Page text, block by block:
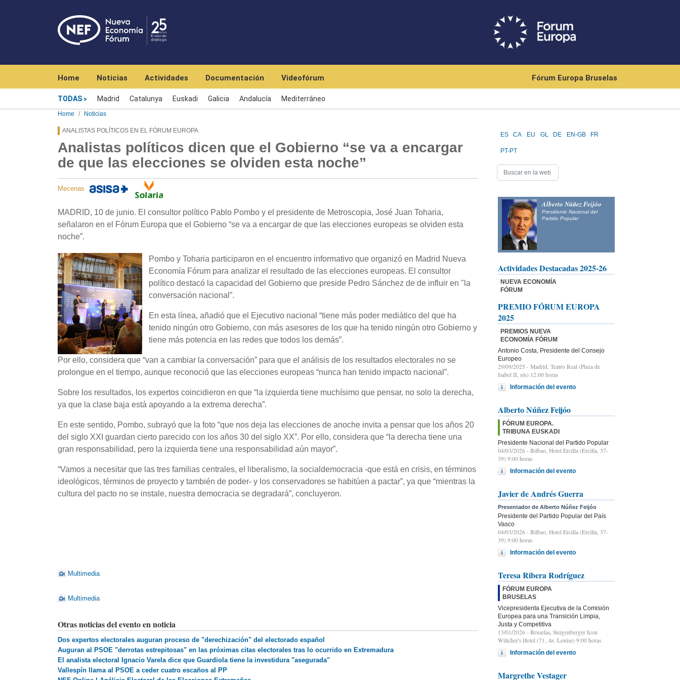
Home Noticias Actividades Documentación Videofórum Fórum Europa Bruselas
TODAS Madrid Catalunya Euskadi Galicia Andalucía Mediterráneo
Home Noticias
ANALISTAS POLÍTICOS EN EL FÓRUM EUROPA
Analistas políticos dicen que el Gobierno “se va a encargar
de que las elecciones se olviden esta noche”
Mecenas
MADRID, 10 de junio. El consultor político Pablo Pombo y el presidente de Metroscopia, José Juan Toharia,
señalaron en el Fórum Europa que el Gobierno “se va a encargar de que las elecciones europeas se olviden esta
noche”.
Pombo y Toharia participaron en el encuentro informativo que organizó en Madrid Nueva
Economía Fórum para analizar el resultado de las elecciones europeas. El consultor
político destacó la capacidad del Gobierno que preside Pedro Sánchez de de influir en "la
conversación nacional”.
En esta línea, añadió que el Ejecutivo nacional “tiene más poder mediático del que ha
tenido ningún otro Gobierno, con más asesores de los que ha tenido ningún otro Gobierno y
tiene más potencia en las redes que todos los demás”.
Por ello, considera que “van a cambiar la conversación” para que el análisis de los resultados electorales no se
prolongue en el tiempo, aunque reconoció que las elecciones europeas “nunca han tenido impacto nacional”.
Sobre los resultados, los expertos coincidieron en que “la izquierda tiene muchísimo que pensar, no solo la derecha,
ya que la clase baja está apoyando a la extrema derecha”.
En este sentido, Pombo, subrayó que la foto “que nos deja las elecciones de anoche invita a pensar que los años 20
del siglo XXI guardan cierto parecido con los años 30 del siglo XX”. Por ello, considera que “la derecha tiene una
gran responsabilidad, pero la izquierda tiene una responsabilidad aún mayor”.
“Vamos a necesitar que las tres familias centrales, el liberalismo, la socialdemocracia -que está en crisis, en términos
ideológicos, términos de proyecto y también de poder- y los conservadores se habitúen a pactar”, ya que “mientras la
cultura del pacto no se instale, nuestra democracia se degradará”, concluyeron.
Multimedia
Multimedia
Otras noticias del evento en noticia
Dos expertos electorales auguran proceso de "derechización" del electorado español
Auguran al PSOE "derrotas estrepitosas" en las próximas citas electorales tras lo ocurrido en Extremadura
El analista electoral Ignacio Varela dice que Guardiola tiene la investidura "asegurada"
Vallespín llama al PSOE a ceder cuatro escaños al PP
ES CA EU GL DE EN-GB FR
PT-PT
Alberto Núñez Feijóo
Presidente Nacional del
Partido Popular
Actividades Destacadas 2025-26
NUEVA ECONOMÍA
FÓRUM
PREMIO FÓRUM EUROPA
2025
PREMIOS NUEVA
ECONOMÍA FÓRUM
Antonio Costa, Presidente del Consejo
Europeo
29/09/2025 - Madrid, Teatro Real (Plaza de
Isabel II, s/n) 12:00 horas
Información del evento
Alberto Núñez Feijóo
FÓRUM EUROPA.
TRIBUNA EUSKADI
Presidente Nacional del Partido Popular
04/03/2026 - Bilbao, Hotel Ercilla (Ercilla, 37-
39) 9:00 horas
Información del evento
Javier de Andrés Guerra
Presentador de Alberto Núñez Feijóo
Presidente del Partido Popular del País
Vasco
04/03/2026 - Bilbao, Hotel Ercilla (Ercilla, 37-
39) 9:00 horas
Información del evento
Teresa Ribera Rodríguez
FÓRUM EUROPA
BRUSELAS
Vicepresidenta Ejecutiva de la Comisión
Europea para una Transición Limpia,
Justa y Competitiva
13/01/2026 - Bruselas, Steigenberger Icon
Wiltcher's Hotel (71, Av. Louise) 9:00 horas
Información del evento
Margrethe Vestager